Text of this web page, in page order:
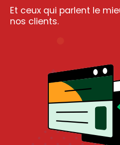
Et ceux qui parlent le
nos clients.